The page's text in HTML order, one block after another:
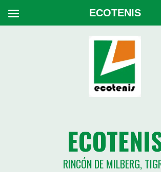
RINCÓN DE MILBERG,
ECOTENIS